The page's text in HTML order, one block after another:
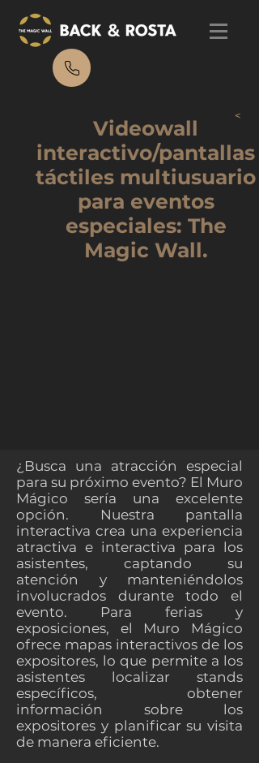
<
Videowall
interactivo/pantallas
táctiles multiusuario
para eventos
especiales: The
Magic Wall.
¿Busca una atracción especial
para su próximo evento? El Muro
Mágico sería una excelente
opción. Nuestra pantalla
interactiva crea una experiencia
atractiva e interactiva para los
asistentes, captando su
atención y manteniéndolos
involucrados durante todo el
evento. Para ferias y
exposiciones, el Muro Mágico
ofrece mapas interactivos de los
expositores, lo que permite a los
asistentes localizar stands
específicos, obtener
información sobre los
expositores y planificar su visita
de manera eficiente.